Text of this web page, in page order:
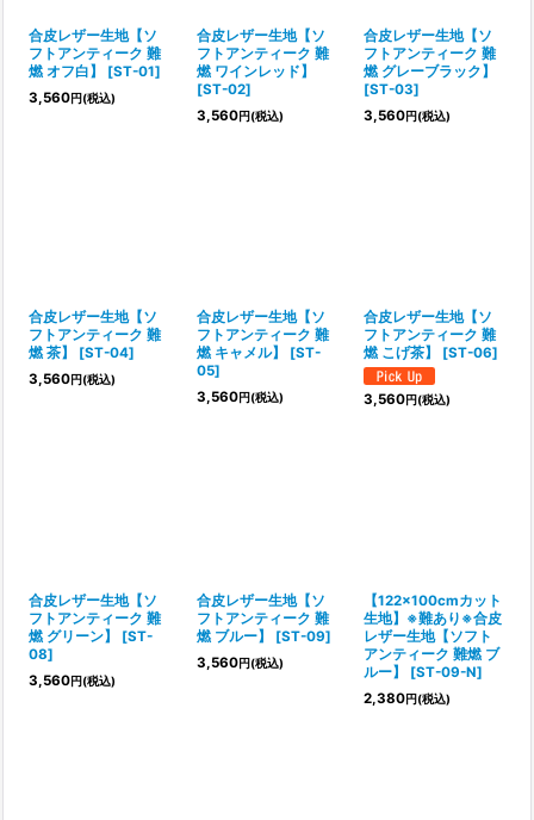
絞り込む
合皮レザー生地【ソ
フトアンティーク 難
燃 オフ白】
[ST-01]
3,560円(税込)
合皮レザー生地【ソ
フトアンティーク 難
燃 ワインレッド】
[ST-02]
3,560円(税込)
合皮レザー生地【ソ
フトアンティーク 難
燃 グレーブラック】
[ST-03]
3,560円(税込)
合皮レザー生地【ソ
フトアンティーク 難
燃 茶】
[ST-04]
3,560円(税込)
合皮レザー生地【ソ
フトアンティーク 難
燃 キャメル】
[ST-
05]
3,560円(税込)
合皮レザー生地【ソ
フトアンティーク 難
燃 こげ茶】
[ST-06]
3,560円(税込)
合皮レザー生地【ソ
フトアンティーク 難
燃 グリーン】
[ST-
08]
3,560円(税込)
合皮レザー生地【ソ
フトアンティーク 難
燃 ブルー】
[ST-09]
3,560円(税込)
【122×100cmカット
生地】※難あり※合皮
レザー生地【ソフト
アンティーク 難燃 ブ
ルー】
[ST-09-N]
2,380円(税込)